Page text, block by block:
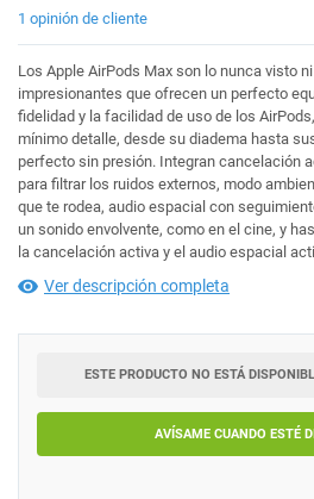
1 opinión de cliente
Los Apple AirPods Max son lo nunca visto
impresionantes que ofrecen un perfecto
fidelidad y la facilidad de uso de los
mínimo detalle, desde su diadema hasta
perfecto sin presión. Integran cancelación
para filtrar los ruidos externos, modo
que te rodea, audio espacial con
un sonido envolvente, como en el cine, y
la cancelación activa y el audio espacial
Ver descripción completa
ESTE PRODUCTO NO ESTÁ
AVÍSAME CUANDO ESTÉ